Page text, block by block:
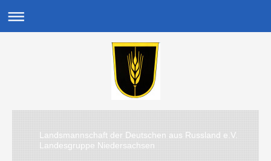
Landsmannschaft der Deutschen aus Russland e.V.
Landesgruppe Niedersachsen